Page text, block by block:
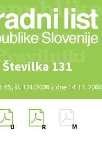
Številka 131
RS, št. 131/2006 z dne 14. 12. 2006